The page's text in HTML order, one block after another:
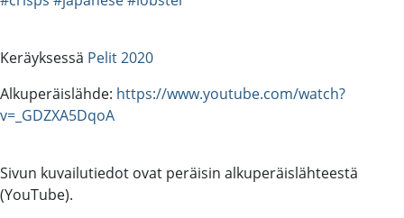
Keräyksessä Pelit 2020
Alkuperäislähde: https://www.youtube.com/watch?
v=_GDZXA5DqoA
Sivun kuvailutiedot ovat peräisin alkuperäislähteestä
(YouTube).